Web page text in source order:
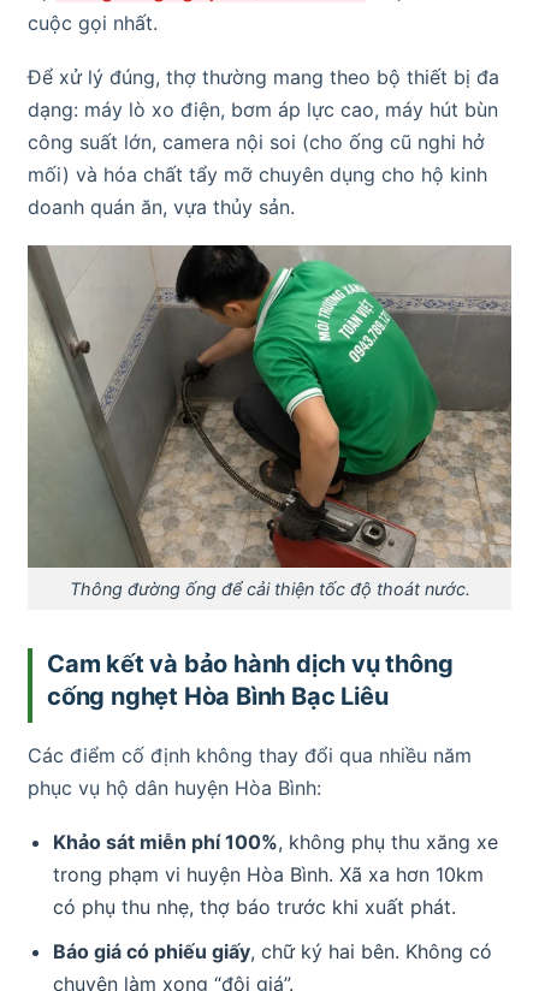
cuộc gọi nhất.
Để xử lý đúng, thợ thường mang theo bộ thiết bị đa
dạng: máy lò xo điện, bơm áp lực cao, máy hút bùn
công suất lớn, camera nội soi (cho ống cũ nghi hở
mối) và hóa chất tẩy mỡ chuyên dụng cho hộ kinh
doanh quán ăn, vựa thủy sản.
Thông đường ống để cải thiện tốc độ thoát nước.
Cam kết và bảo hành dịch vụ thông
cống nghẹt Hòa Bình Bạc Liêu
Các điểm cố định không thay đổi qua nhiều năm
phục vụ hộ dân huyện Hòa Bình:
Khảo sát miễn phí 100%, không phụ thu xăng xe
trong phạm vi huyện Hòa Bình. Xã xa hơn 10km
có phụ thu nhẹ, thợ báo trước khi xuất phát.
Báo giá có phiếu giấy, chữ ký hai bên. Không có
chuyện làm xong “đội giá”.